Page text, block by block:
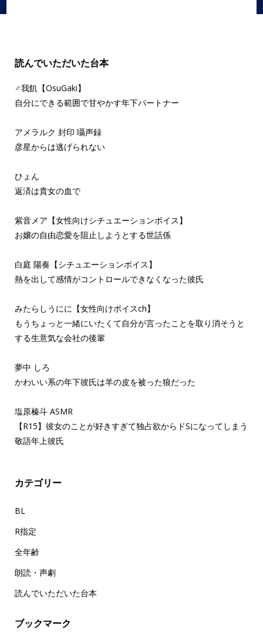
読んでいただいた台本
♂我飢【OsuGaki】
自分にできる範囲で甘やかす年下パートナー
アメラルク 封印 囁声録
彦星からは逃げられない
ひょん
返済は貴女の血で
紫音メア【女性向けシチュエーションボイス】
お嬢の自由恋愛を阻止しようとする世話係
白庭 陽奏【シチュエーションボイス】
熱を出して感情がコントロールできなくなった彼氏
みたらしうにに【女性向けボイスch】
もうちょっと一緒にいたくて自分が言ったことを取り消そうと
する生意気な会社の後輩
夢中 しろ
かわいい系の年下彼氏は羊の皮を被った狼だった
塩原榛斗 ASMR
【R15】彼女のことが好きすぎて独占欲からドSになってしまう
敬語年上彼氏
カテゴリー
BL
R指定
全年齢
朗読・声劇
読んでいただいた台本
ブックマーク